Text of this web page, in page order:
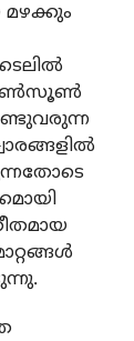
മൺസൂൺ